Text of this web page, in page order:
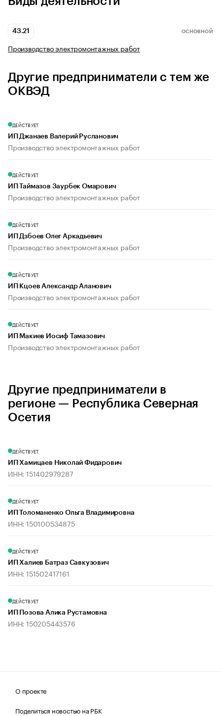
43.21 ОСНОВНОЙ
Производство электромонтажных работ
Другие предприниматели с тем же
ОКВЭД
ДЕЙСТВУЕТ
ИП Джанаев Валерий Русланович
Производство электромонтажных работ
ДЕЙСТВУЕТ
ИП Таймазов Заурбек Омарович
Производство электромонтажных работ
ДЕЙСТВУЕТ
ИП Дзбоев Олег Аркадьевич
Производство электромонтажных работ
ДЕЙСТВУЕТ
ИП Кцоев Александр Аланович
Производство электромонтажных работ
ДЕЙСТВУЕТ
ИП Макиев Иосиф Тамазович
Производство электромонтажных работ
Другие предприниматели в
регионе — Республика Северная
Осетия
ДЕЙСТВУЕТ
ИП Хамицаев Николай Фидарович
ИНН: 151402979287
ДЕЙСТВУЕТ
ИП Толоманенко Ольга Владимировна
ИНН: 150100534875
ДЕЙСТВУЕТ
ИП Халиев Батраз Савкузович
ИНН: 151502417161
ДЕЙСТВУЕТ
ИП Позова Алика Рустамовна
ИНН: 150205443576
О проекте
Поделиться новостью на РБК